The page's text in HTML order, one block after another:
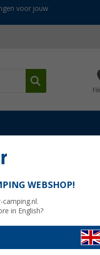
voor jouw
Dclin01 Adapter stuurwiel
8
€ 79,99
Prijzen incl. BTW
WEBSHOP!
in English?